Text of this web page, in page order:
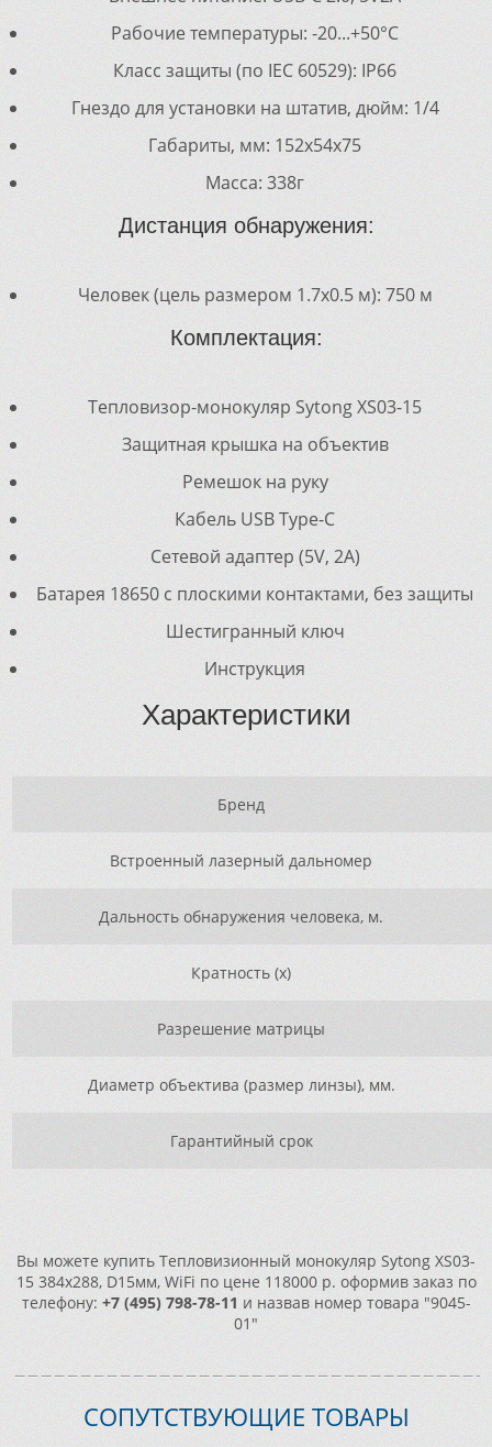
Рабочие температуры: -20...+50°C
Класс защиты (по IEC 60529): IP66
Гнездо для установки на штатив, дюйм: 1/4
Габариты, мм: 152x54x75
Масса: 338г
Дистанция обнаружения:
Человек (цель размером 1.7х0.5 м): 750 м
Комплектация:
Тепловизор-монокуляр Sytong XS03-15
Защитная крышка на объектив
Ремешок на руку
Кабель USB Type-C
Сетевой адаптер (5V, 2A)
Батарея 18650 с плоскими контактами, без защиты
Шестигранный ключ
Инструкция
Характеристики
Брeнд
Встроенный лазерный дальномер
Дальность обнаружения человека, м.
Кратность (х)
Разрешение матрицы
Диаметр объектива (размер линзы), мм.
Гарантийный срок
Вы можете купить Тепловизионный монокуляр Sytong XS03-
15 384х288, D15мм, WiFi по цене 118000 р. оформив заказ по
телефону: +7 (495) 798-78-11 и назвав номер товара "9045-
01"
СОПУТСТВУЮЩИЕ ТОВАРЫ